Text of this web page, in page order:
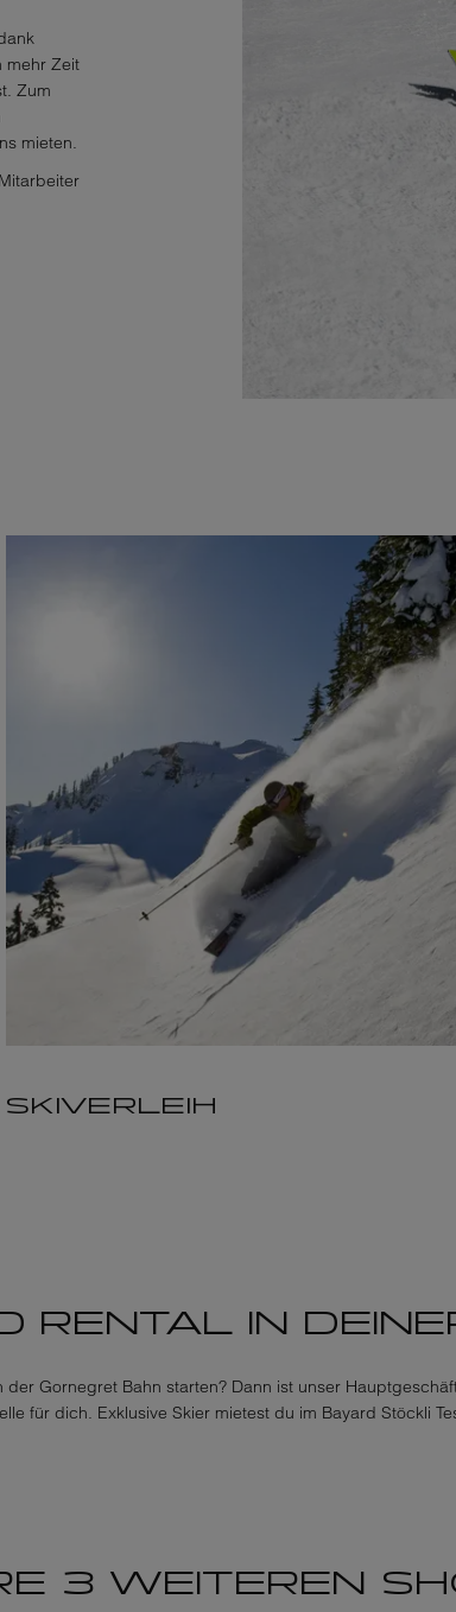
mehr Zeit
Zum
mieten.
SKIVERLEIH
RENTAL IN
der Gornegret Bahn starten? Dann ist unser
für dich. Exklusive Skier mietest du im Bayard Stöckli
3 WEITEREN